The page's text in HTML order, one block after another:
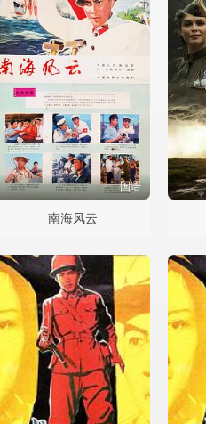
国语
南海风云